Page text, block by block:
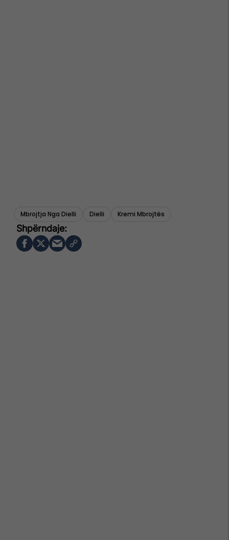
Mbrojtja Nga Dielli Dielli Kremi Mbrojtës